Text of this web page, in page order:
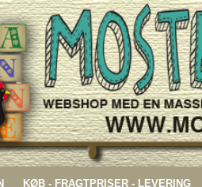
KØB - FRAGTPRISER - LEVERING